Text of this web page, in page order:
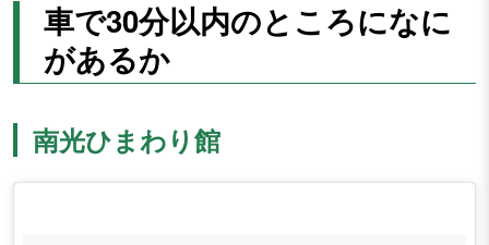
車で30分以内のところになに
があるか
南光ひまわり館